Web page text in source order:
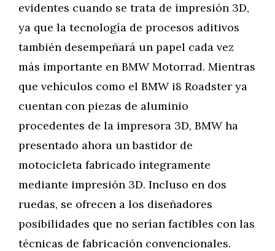
evidentes cuando se trata de impresión 3D,
ya que la tecnología de procesos aditivos
también desempeñará un papel cada vez
más importante en BMW Motorrad. Mientras
que vehículos como el BMW i8 Roadster ya
cuentan con piezas de aluminio
procedentes de la impresora 3D, BMW ha
presentado ahora un bastidor de
motocicleta fabricado íntegramente
mediante impresión 3D. Incluso en dos
ruedas, se ofrecen a los diseñadores
posibilidades que no serían factibles con las
técnicas de fabricación convencionales.